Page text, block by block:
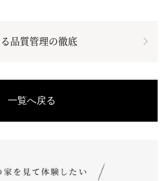
品質管理の徹底
一覧へ戻る